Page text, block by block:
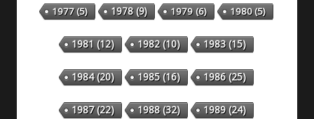
1977(5) 1978(9) 1979(6) 1980(5)
1981 (12) 1982(10) 1983(15)
1984(20) 1985(16) 1986(25)
1987(22) 1988(32) 1989(24)